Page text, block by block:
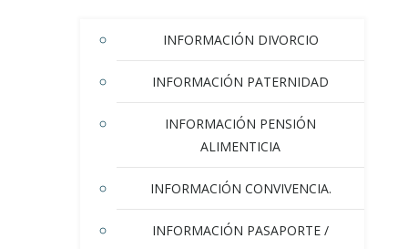
INFORMACIÓN DIVORCIO
INFORMACIÓN PATERNIDAD
INFORMACIÓN PENSIÓN
ALIMENTICIA
INFORMACIÓN CONVIVENCIA.
INFORMACIÓN PASAPORTE /